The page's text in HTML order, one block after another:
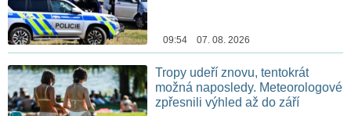
09:54 07. 08. 2026
Tropy udeří znovu, tentokrát
možná naposledy. Meteorologové
zpřesnili výhled až do září